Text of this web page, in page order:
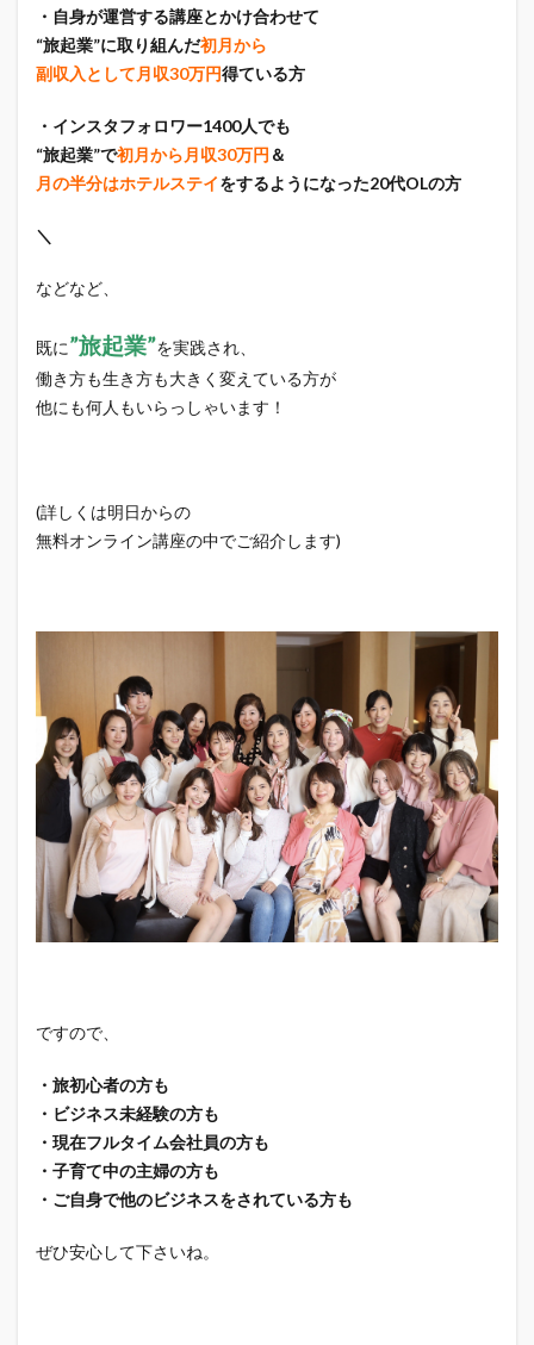
・自身が運営する講座とかけ合わせて
“旅起業”に取り組んだ初月から
副収入として月収30万円得ている方
・インスタフォロワー1400人でも
“旅起業”で初月から月収30万円 ＆
月の半分はホテルステイをするようになった20代OLの方
＼
などなど、
既に”旅起業”を実践され、
働き方も生き方も大きく変えている方が
他にも何人もいらっしゃいます！
(詳しくは明日からの
無料オンライン講座の中でご紹介します)
ですので、
・旅初心者の方も
・ビジネス未経験の方も
・現在フルタイム会社員の方も
・子育て中の主婦の方も
・ご自身で他のビジネスをされている方も
ぜひ安心して下さいね。